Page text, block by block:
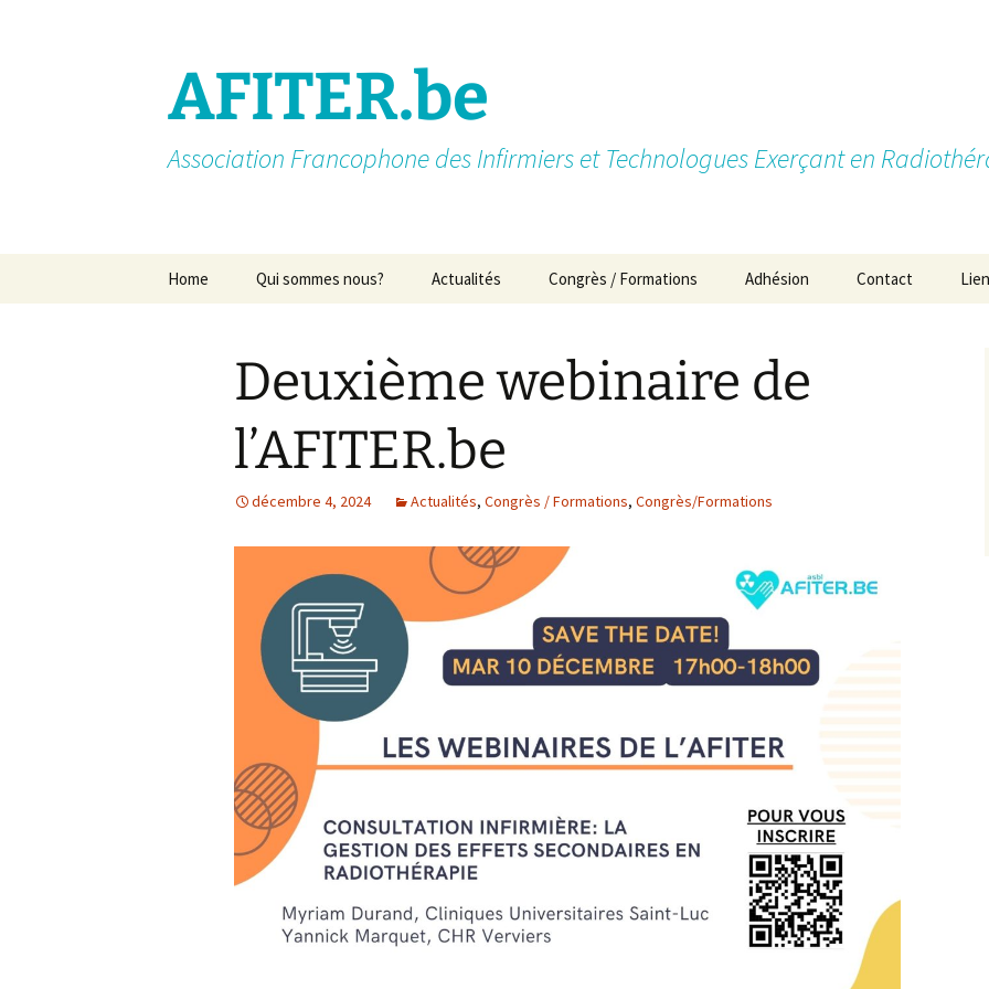
AFITER.be
Association Francophone des Infirmiers et Technologues Exerçant en
Aller
Home Qui sommes nous?
Membres actifs
Missions
Actualités Congrès / Formations Adhésion
Types d’adhésion
Formulaires d’Adhésion
Contact
Deuxième webinaire de
l’AFITER.be
décembre 4, 2024 Actualités, Congrès / Formations, Congrès/Formations